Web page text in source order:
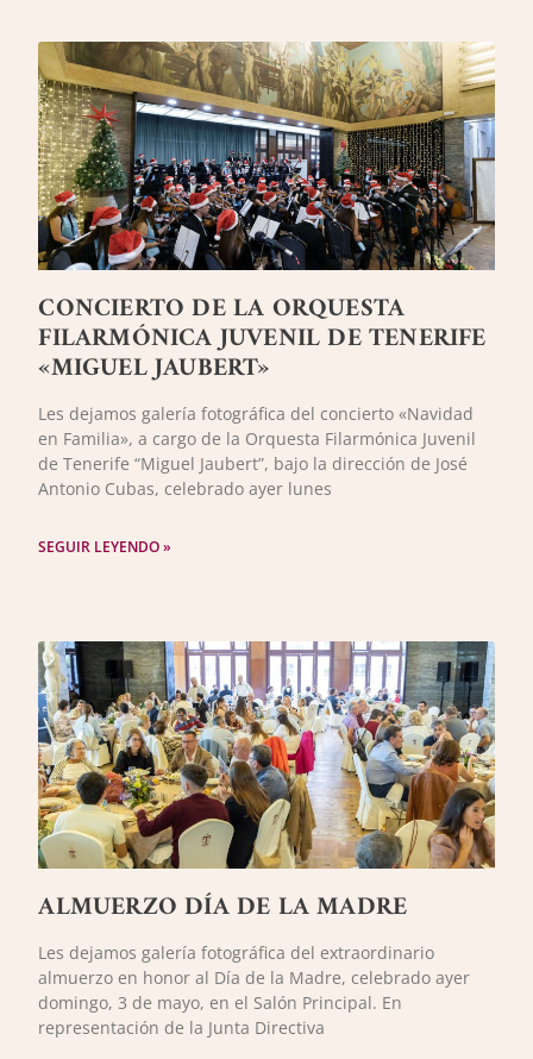
CONCIERTO DE LA ORQUESTA
FILARMÓNICA JUVENIL DE TENERIFE
«MIGUEL JAUBERT»
Les dejamos galería fotográfica del concierto «Navidad
en Familia», a cargo de la Orquesta Filarmónica Juvenil
de Tenerife “Miguel Jaubert”, bajo la dirección de José
Antonio Cubas, celebrado ayer lunes
SEGUIR LEYENDO »
ALMUERZO DÍA DE LA MADRE
Les dejamos galería fotográfica del extraordinario
almuerzo en honor al Día de la Madre, celebrado ayer
domingo, 3 de mayo, en el Salón Principal. En
representación de la Junta Directiva